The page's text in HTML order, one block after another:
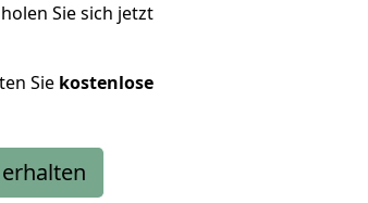
Sie sich jetzt
Sie kostenlose